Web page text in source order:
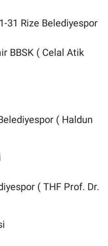
31 Rize Belediyespor
BBSK ( Celal Atik
( Haldun
( THF Prof. Dr.